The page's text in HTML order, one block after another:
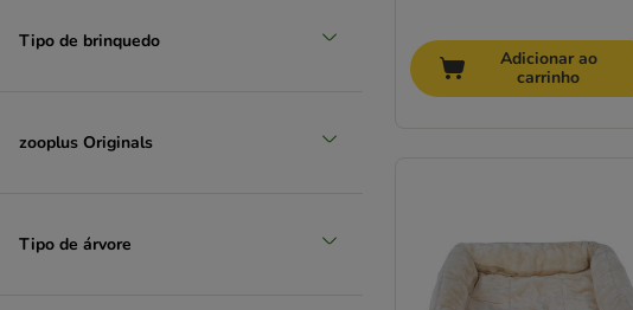
Tipo de brinquedo
zooplus Originals
Tipo de árvore
Adicionar ao
carrinho